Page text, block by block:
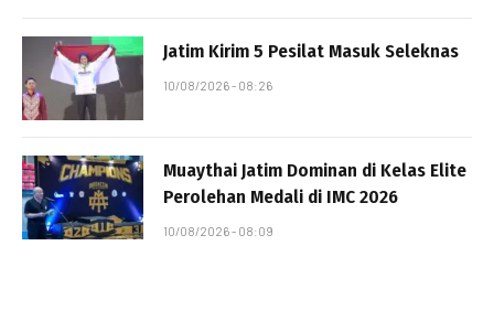
Jatim Kirim 5 Pesilat Masuk Seleknas
10/08/2026 - 08:26
Muaythai Jatim Dominan di Kelas Elite
Perolehan Medali di IMC 2026
10/08/2026 - 08:09